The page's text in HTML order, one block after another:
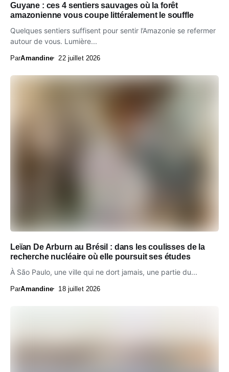
Guyane : ces 4 sentiers sauvages où la forêt
amazonienne vous coupe littéralement le souffle
Quelques sentiers suffisent pour sentir l’Amazonie se refermer
autour de vous. Lumière...
ParAmandine 22 juillet 2026
Leïan De Arburn au Brésil : dans les coulisses de la
recherche nucléaire où elle poursuit ses études
À São Paulo, une ville qui ne dort jamais, une partie du...
ParAmandine 18 juillet 2026